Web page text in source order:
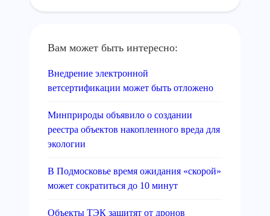
Вам может быть интересно:
Внедрение электронной
ветсертификации может быть отложено
Минприроды объявило о создании
реестра объектов накопленного вреда для
экологии
В Подмосковье время ожидания «скорой»
может сократиться до 10 минут
Объекты ТЭК защитят от дронов